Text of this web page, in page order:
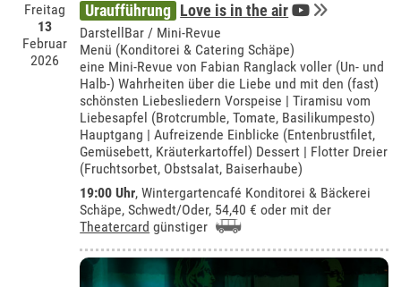
Freitag
13
Februar
2026
Uraufführung Love is in the air
DarstellBar / Mini-Revue
Menü (Konditorei & Catering Schäpe)
eine Mini-Revue von Fabian Ranglack voller (Un- und
Halb-) Wahrheiten über die Liebe und mit den (fast)
schönsten Liebesliedern Vorspeise | Tiramisu vom
Liebesapfel (Brotcrumble, Tomate, Basilikumpesto)
Hauptgang | Aufreizende Einblicke (Entenbrustfilet,
Gemüsebett, Kräuterkartoffel) Dessert | Flotter Dreier
(Fruchtsorbet, Obstsalat, Baiserhaube)
19:00 Uhr,Wintergartencafé Konditorei & Bäckerei
Schäpe, Schwedt/Oder, 54,40 € oder mit der
Theatercard günstiger